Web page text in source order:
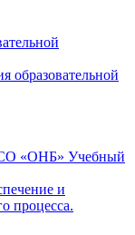
образовательной
СО «ОНБ» Учебный
и
процесса.